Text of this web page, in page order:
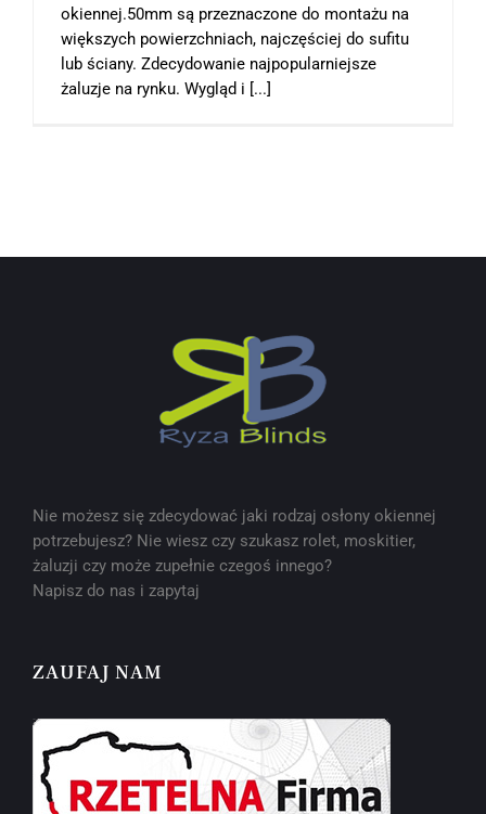
okiennej.50mm są przeznaczone do montażu na
większych powierzchniach, najczęściej do sufitu
lub ściany. Zdecydowanie najpopularniejsze
żaluzje na rynku. Wygląd i [...]
Nie możesz się zdecydować jaki rodzaj osłony okiennej
potrzebujesz? Nie wiesz czy szukasz rolet, moskitier,
żaluzji czy może zupełnie czegoś innego?
Napisz do nas i zapytaj
ZAUFAJ NAM